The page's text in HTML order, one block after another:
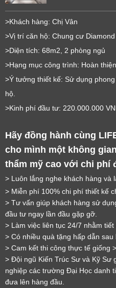
>Khách hàng: Chị Vân
>Vị trí căn hộ: Chung cư
>Diện tích: 68m2, 2 phòng ngủ
>Hạng mục công trình: Hoàn
>Ý tưởng thiết kế: Sử dụng
hộ.
>Kinh phí đầu tư: 220.000.000
Hãy đồng hành cùng
cho mình một không
thẩm mỹ cao với chi phí
> Luôn lắng nghe khách hàng và
> Miễn phí 100% chi phí thiết kế
> Tư vấn giúp khách hàng sử
đầu tư ngay lần đầu gặp gỡ.
> Làm việc liên tục 24/7 nhằm
> Có nhiều quà tặng hấp dẫn sau
> Cam kết thi công thực tế giống
> Đội ngũ Kiến Trúc Sư và Kỹ Sư
nghiệp các trường Đại Học danh
đưa lên hàng đầu.